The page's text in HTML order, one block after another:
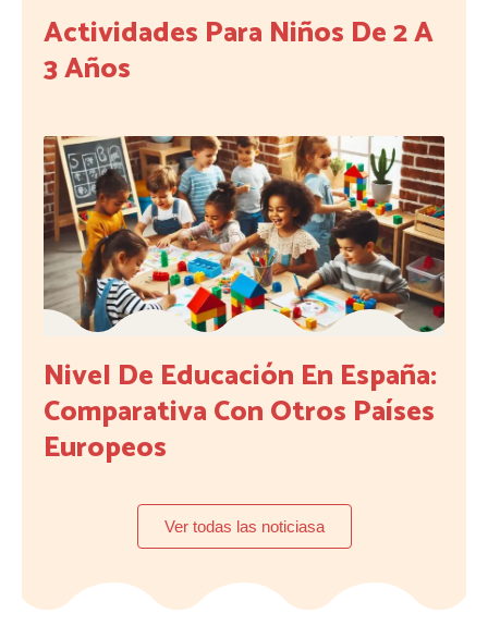
Actividades Para Niños De 2 A
3 Años
Nivel De Educación En España:
Comparativa Con Otros Países
Europeos
Ver todas las noticiasa